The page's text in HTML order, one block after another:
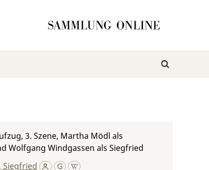
3. Szene, Martha Mödl als
Wolfgang Windgassen als Siegfried
Siegfried